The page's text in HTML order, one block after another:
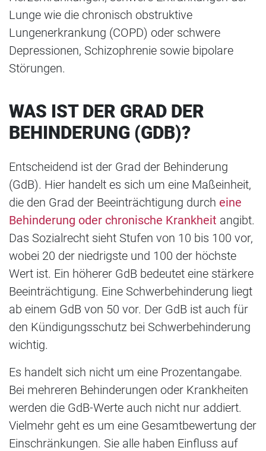
Lunge wie die chronisch obstruktive
Lungenerkrankung (COPD) oder schwere
Depressionen, Schizophrenie sowie bipolare
Störungen.
WAS IST DER GRAD DER
BEHINDERUNG (GDB)?
Entscheidend ist der Grad der Behinderung
(GdB). Hier handelt es sich um eine Maßeinheit,
die den Grad der Beeinträchtigung durch eine
Behinderung oder chronische Krankheit angibt.
Das Sozialrecht sieht Stufen von 10 bis 100 vor,
wobei 20 der niedrigste und 100 der höchste
Wert ist. Ein höherer GdB bedeutet eine stärkere
Beeinträchtigung. Eine Schwerbehinderung liegt
ab einem GdB von 50 vor. Der GdB ist auch für
den Kündigungsschutz bei Schwerbehinderung
wichtig.
Es handelt sich nicht um eine Prozentangabe.
Bei mehreren Behinderungen oder Krankheiten
werden die GdB-Werte auch nicht nur addiert.
Vielmehr geht es um eine Gesamtbewertung der
Einschränkungen. Sie alle haben Einfluss auf